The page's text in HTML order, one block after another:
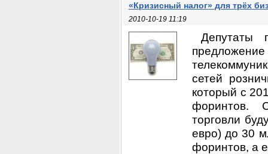
«Кризисный налог» для трёх
2010-10-19 11:19
Депутаты
сетей
который с
форинтов.
торговли
евро) до 30
форинтов, а